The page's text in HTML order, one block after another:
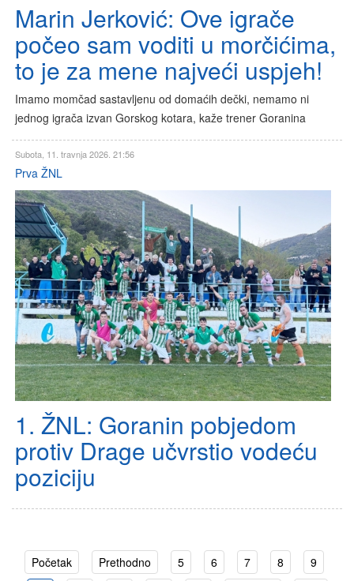
Marin Jerković: Ove igrače
počeo sam voditi u morčićima,
to je za mene najveći uspjeh!
Imamo momčad sastavljenu od domaćih dečki, nemamo ni
jednog igrača izvan Gorskog kotara, kaže trener Goranina
Subota, 11. travnja 2026. 21:56
Prva ŽNL
1. ŽNL: Goranin pobjedom
protiv Drage učvrstio vodeću
poziciju
Početak Prethodno 5 6 7 8 9